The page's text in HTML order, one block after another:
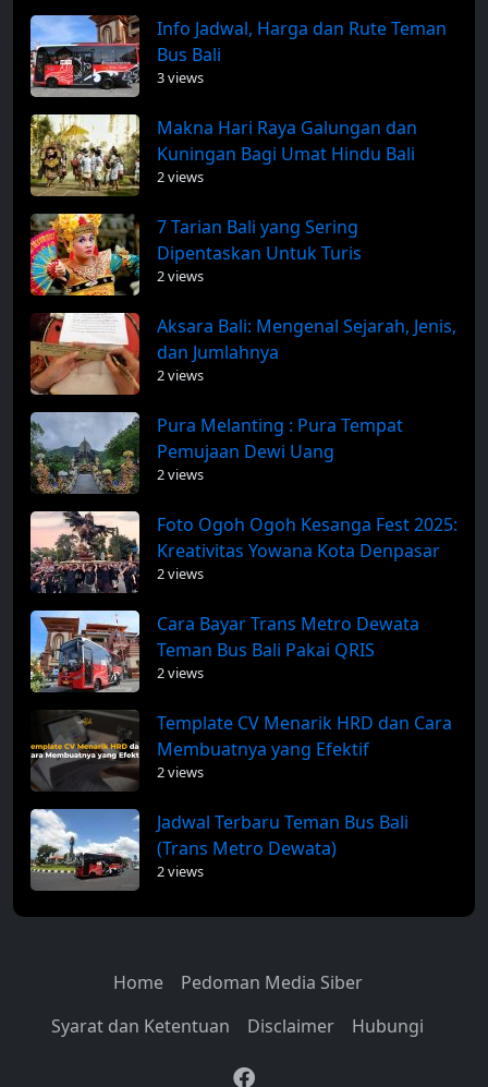
Info Jadwal, Harga dan Rute Teman
Bus Bali
3 views
Makna Hari Raya Galungan dan
Kuningan Bagi Umat Hindu Bali
2 views
7 Tarian Bali yang Sering
Dipentaskan Untuk Turis
2 views
Aksara Bali: Mengenal Sejarah, Jenis,
dan Jumlahnya
2 views
Pura Melanting : Pura Tempat
Pemujaan Dewi Uang
2 views
Foto Ogoh Ogoh Kesanga Fest 2025:
Kreativitas Yowana Kota Denpasar
2 views
Cara Bayar Trans Metro Dewata
Teman Bus Bali Pakai QRIS
2 views
Template CV Menarik HRD dan Cara
Membuatnya yang Efektif
2 views
Jadwal Terbaru Teman Bus Bali
(Trans Metro Dewata)
2 views
Home
Pedoman Media Siber
Syarat dan Ketentuan
Disclaimer Hubungi